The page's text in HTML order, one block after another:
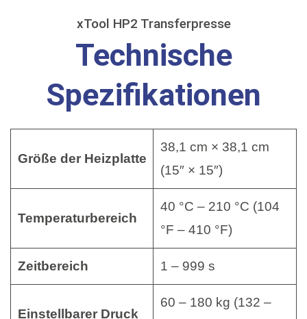
xTool HP2 Transferpresse
Technische
Spezifikationen
Größe der Heizplatte
38,1 cm × 38,1 cm
(15″ × 15″)
Temperaturbereich
40 °C – 210 °C (104
°F – 410 °F)
Zeitbereich 1 – 999 s
Einstellbarer Druck
60 – 180 kg (132 –